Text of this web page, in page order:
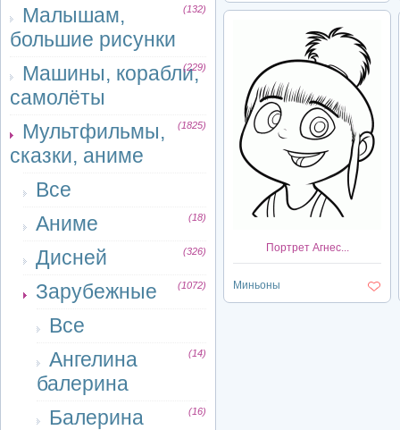
Малышам,
большие рисунки
(132)
Машины, корабли,
самолёты
(229)
Мультфильмы,
сказки, аниме
(1825)
Все
Аниме
(18)
Дисней (326)
Зарубежные (1072)
Все
Ангелина
балерина
(14)
Балерина (16)
Портрет Агнес...
Миньоны